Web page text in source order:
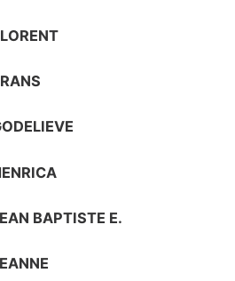
BAPTISTE E.